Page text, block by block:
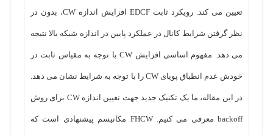
تعیین می کند. رویکرد ثابت EDCF افزایش اندازه CW، بدون در
نظر گرفتن شرایط کانال در عملکرد پایین در اندازه شبکه بالا نتیجه
می دهد. مفهوم اساسی افزایش CW با توجه به مقیاس ثابت در
خودش عدم انطباق پویایCW را با توجه به شرایط نشان می دهد.
در این مقاله، ما یک تکنیک جدید جهت تعیین اندازهCW برای روش
backoff معرفی می کنیم.FHCW مکانیسم پیشنهادی است که